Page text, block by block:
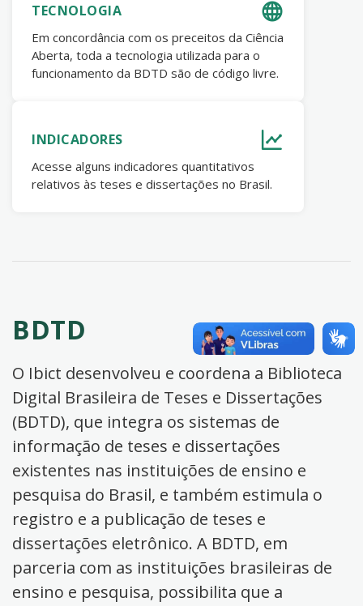
TECNOLOGIA
Em concordância com os preceitos da Ciência
Aberta, toda a tecnologia utilizada para o
funcionamento da BDTD são de código livre.
INDICADORES
Acesse alguns indicadores quantitativos
relativos às teses e dissertações no Brasil.
BDTD
O Ibict desenvolveu e coordena a Biblioteca
Digital Brasileira de Teses e Dissertações
(BDTD), que integra os sistemas de
informação de teses e dissertações
existentes nas instituições de ensino e
pesquisa do Brasil, e também estimula o
registro e a publicação de teses e
dissertações eletrônico. A BDTD, em
parceria com as instituições brasileiras de
ensino e pesquisa, possibilita que a